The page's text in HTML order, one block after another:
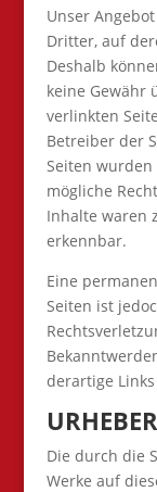
Unser
Dritter, auf
Deshalb
keine Gewähr
verlinkten
Betreiber der
Seiten
mögliche
Inhalte waren
erkennbar.
Eine
Seiten ist
derartige
Die durch die
Werke auf